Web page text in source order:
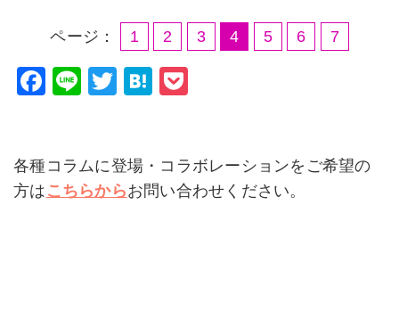
ページ： 1 2 3 4 5 6 7
F
e
b
Li
T
er
H
n
a
k
et
各種コラムに登場・コラボレーションをご希望の
方は こちらからお問い合わせください。